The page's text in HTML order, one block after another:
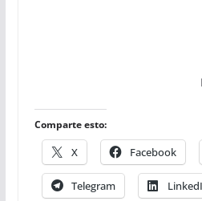
Comparte esto:
X Facebook
Telegram